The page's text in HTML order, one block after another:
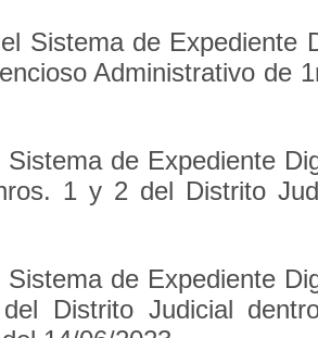
Sistema de Expediente
Administrativo de
de Expediente
1 y 2 del Distrito
de Expediente
Distrito Judicial